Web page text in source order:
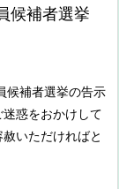
候補者選挙
候補者選挙の告示
惑をおかけして
いただければと